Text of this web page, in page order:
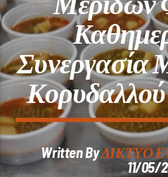
Current Track
Title
Artist
Συνεργασία
Written ByΔΙΚΤΥΟ
11/05/